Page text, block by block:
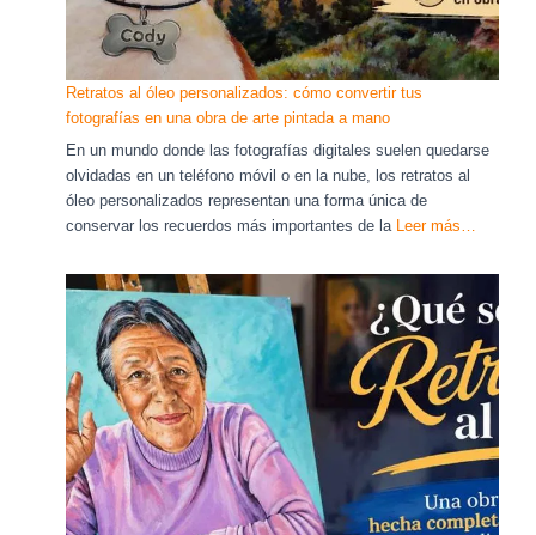
Retratos al óleo personalizados: cómo convertir tus
fotografías en una obra de arte pintada a mano
En un mundo donde las fotografías digitales suelen quedarse
olvidadas en un teléfono móvil o en la nube, los retratos al
óleo personalizados representan una forma única de
conservar los recuerdos más importantes de laLeer más…